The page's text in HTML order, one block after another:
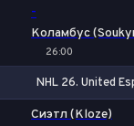
-
Коламбус
26:00
NHL 26. United
Сиэтл (Kloze)